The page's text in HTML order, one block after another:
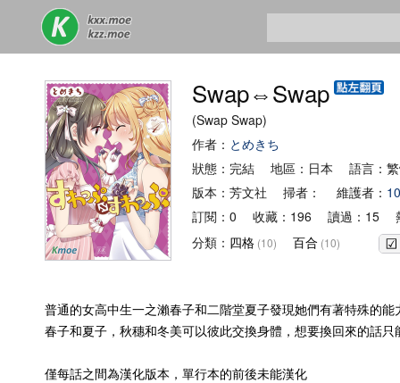
Swap⇔Swap
(Swap Swap)
作者： とめきち
狀態：完結 地區：日本 語言：
版本：芳文社 掃者： 維護者：
訂閱：0 收藏：196 讀過：15
分類： 四格 (10) 百合 (10)
普通的女高中生一之瀨春子和二階堂夏子發現她們有著特殊的
春子和夏子，秋穗和冬美可以彼此交換身體，想要換回來的話只
僅每話之間為漢化版本，單行本的前後未能漢化